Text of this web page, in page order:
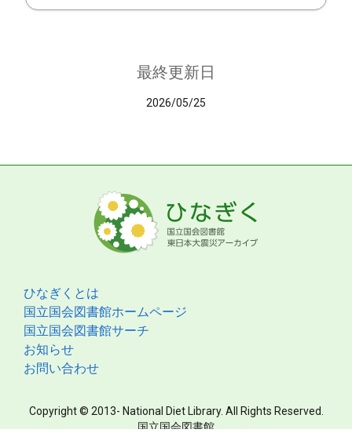
最終更新日
2026/05/25
ひなぎくとは
国立国会図書館ホームページ
国立国会図書館サーチ
お知らせ
お問い合わせ
Copyright © 2013- National Diet Library. All Rights Reserved.